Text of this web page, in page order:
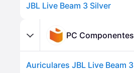
JBL Live Beam 3 Silver
PC Componentes